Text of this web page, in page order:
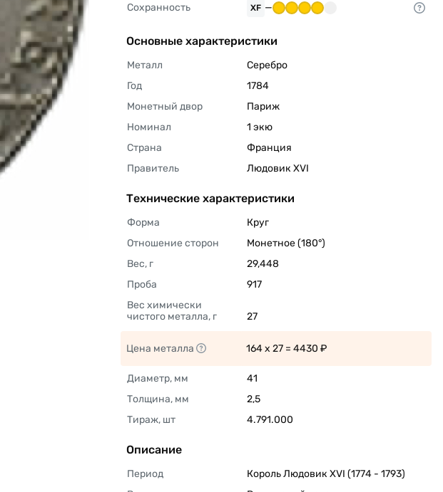
Сохранность XF —
Основные характеристики
Металл
Серебро
Год
1784
Монетный двор
Париж
Номинал
1 экю
Страна
Франция
Правитель
Людовик XVI
Технические характеристики
Форма
Круг
Отношение сторон
Монетное (180°)
Вес, г
29,448
Проба
917
Вес химически
чистого металла, г
27
Цена металла 164 x 27 = 4430 ₽
Диаметр, мм
41
Толщина, мм
2,5
Тираж, шт
4.791.000
Описание
Период
Король Людовик XVI (1774 - 1793)